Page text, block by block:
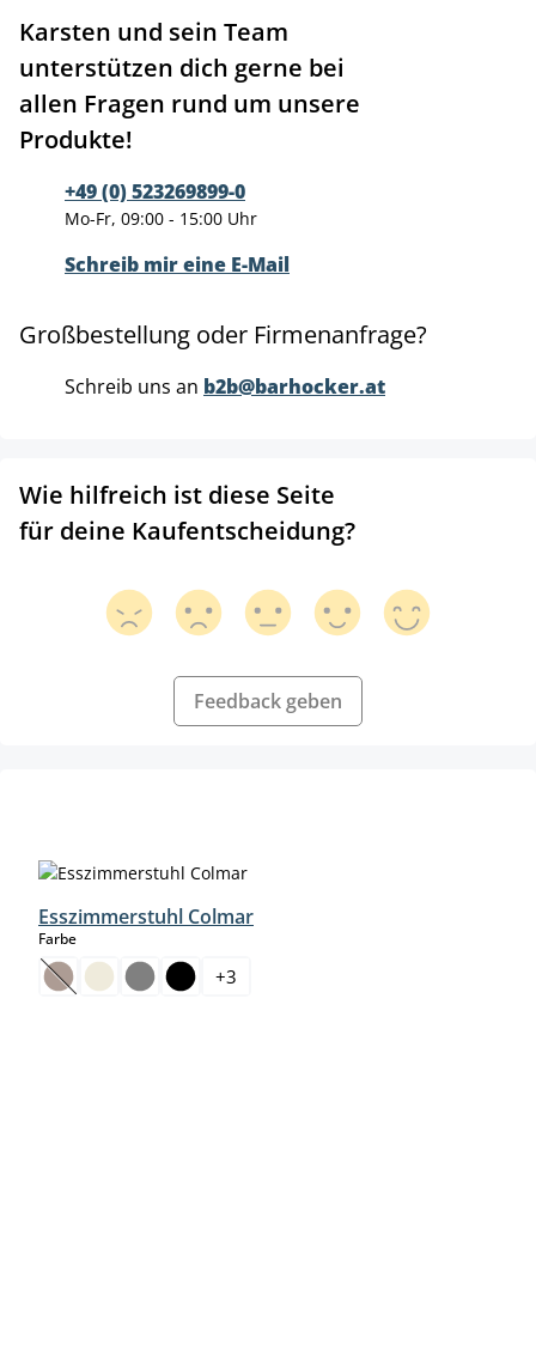
Karsten und sein Team
unterstützen dich gerne bei
allen Fragen rund um unsere
Produkte!
+49 (0) 523269899-0
Mo-Fr, 09:00 - 15:00 Uhr
Schreib mir eine E-Mail
Großbestellung oder Firmenanfrage?
Schreib uns an b2b@barhocker.at
Wie hilfreich ist diese Seite
für deine Kaufentscheidung?
Feedback geben
Esszimmerstuhl Colmar
Farbeauswählen
(This option is currently unavailable.)
+3